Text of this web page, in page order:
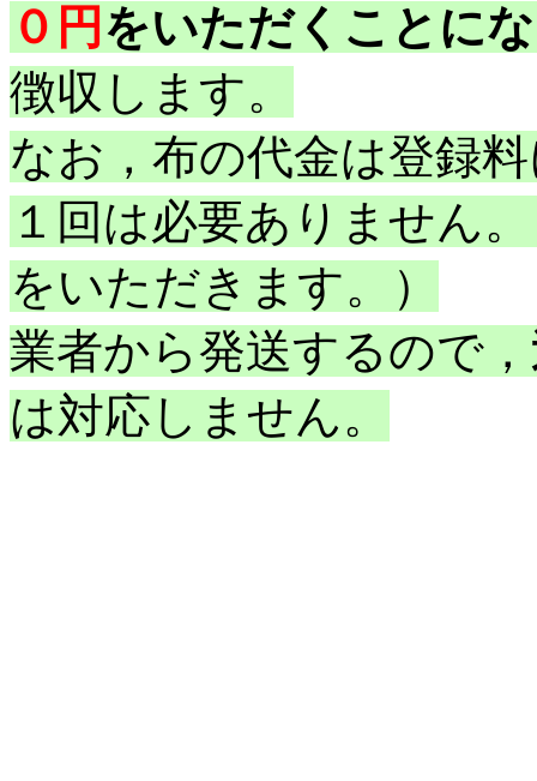
０円 をいただくことに
徴収します。
なお，布の代金は登録
１回は必要ありません
をいただきます。）
業者から発送するので，
は対応しません。